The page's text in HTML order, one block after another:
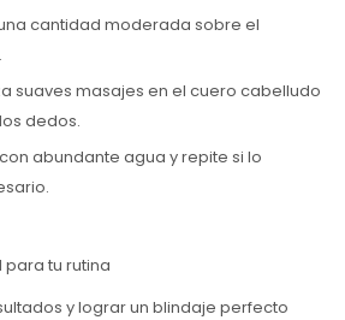
cantidad moderada sobre el
suaves masajes en el cuero cabelludo
dedos.
abundante agua y repite si lo
tu rutina
y lograr un blindaje perfecto